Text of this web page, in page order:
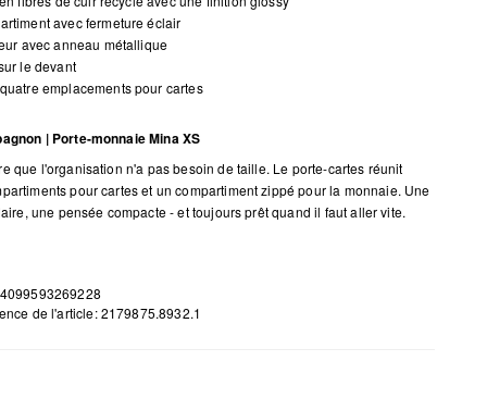
avec fermeture éclair
avec anneau métallique
le devant
emplacements pour cartes
| Porte-monnaie Mina XS
que l'organisation n'a pas besoin de taille. Le porte-cartes réunit
pour cartes et un compartiment zippé pour la monnaie. Une
une pensée compacte - et toujours prêt quand il faut aller vite.
de l'article: 2179875.8932.1